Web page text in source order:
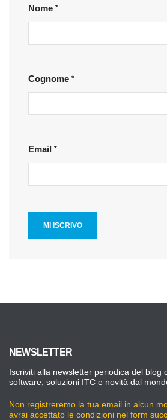
Nome
Cognome
Email
NEWSLETTER
Iscriviti alla newsletter periodica del blog
software, soluzioni ITC e novità dal
Non registreremo la tua email in alcun
avrai accettato le condizioni nel form